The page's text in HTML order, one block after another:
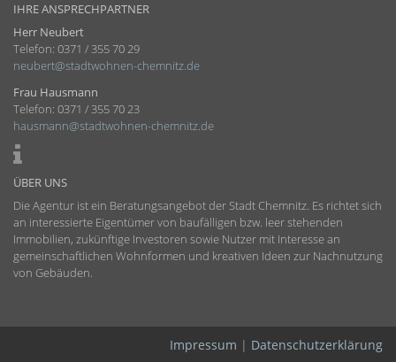
IHRE ANSPRECHPARTNER
Herr Neubert
Telefon: 0371 / 355 70 29
neubert@stadtwohnen-chemnitz.de
Frau Hausmann
Telefon: 0371 / 355 70 23
hausmann@stadtwohnen-chemnitz.de
ÜBER UNS
Die Agentur ist ein Beratungs­angebot der Stadt Chemnitz. Es richtet sich
an interessierte Eigentümer von baufälligen bzw. leer stehenden
Immobilien, zukünftige Investoren sowie Nutzer mit Interesse an
gemein­schaft­lichen Wohnformen und kreativen Ideen zur Nachnutzung
von Gebäuden.
Impressum | Datenschutzerklärung